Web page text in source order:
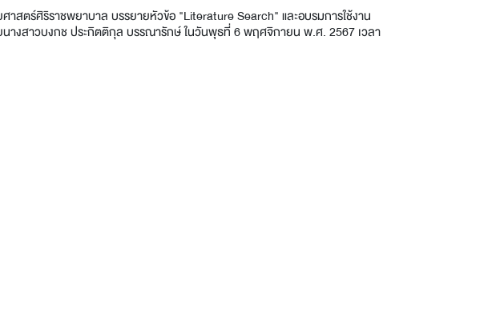
สตร์ศิริราชพยาบาล บรรยายหัวข้อ "Literature Search" และอบรมการใช้งาน
างสาวบงกช ประกิตติกุล บรรณารักษ์ ในวันพุธที่ 6 พฤศจิกายน พ.ศ. 2567 เวลา